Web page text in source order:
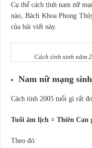
Cụ thể cách tính nam nữ
nào, Bách Khoa Phong
của bài viết này.
Cách tính sinh năm
Nam nữ mạng
Cách tính 2005 tuổi gì rất
Tuổi âm lịch = Thiên Can
Theo đó: